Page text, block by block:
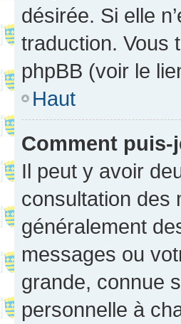
désirée. Si elle
traduction. Vous
phpBB (voir le
Haut
Comment puis-
Il peut y avoir
consultation des
généralement
messages ou
grande, connue
personnelle à